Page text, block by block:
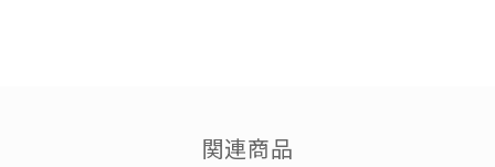
関連商品